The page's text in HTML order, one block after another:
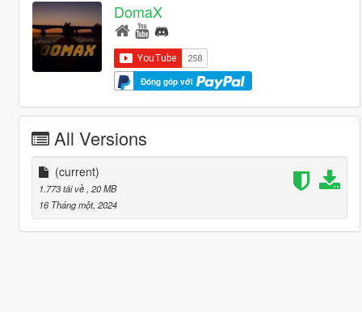
DomaX
Đóng góp với
All Versions
(current)
1.773 tải về , 20 MB
16 Tháng một, 2024